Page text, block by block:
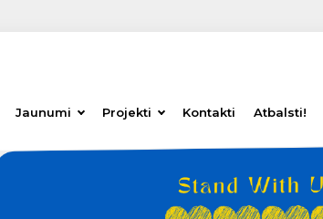
Jaunumi Projekti Kontakti Atbalsti!